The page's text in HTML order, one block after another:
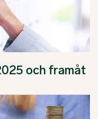
och framåt